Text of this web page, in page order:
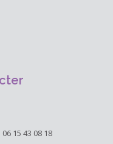
15 43 08 18